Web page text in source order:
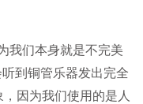
我们本身就是不完美
到铜管乐器发出完全
因为我们使用的是人